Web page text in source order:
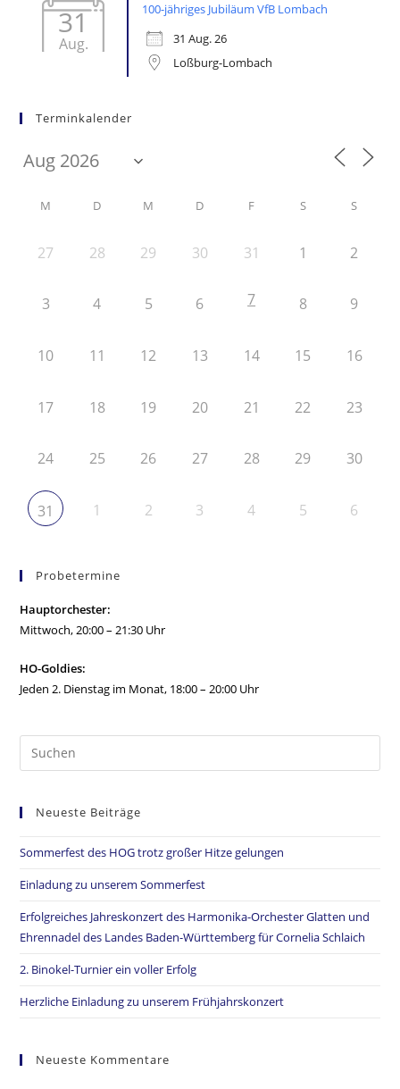
31
Aug.
100-jähriges Jubiläum VfB Lombach
31 Aug. 26
Loßburg-Lombach
Terminkalender
M D M D F S S
27 28 29 30 31 1 2
3 4 5 6 7 8 9
10 11 12 13 14 15 16
17 18 19 20 21 22 23
24 25 26 27 28 29 30
31 1 2 3 4 5 6
Probetermine
Hauptorchester:
Mittwoch, 20:00 – 21:30 Uhr
HO-Goldies:
Jeden 2. Dienstag im Monat, 18:00 – 20:00 Uhr
Neueste Beiträge
Sommerfest des HOG trotz großer Hitze gelungen
Einladung zu unserem Sommerfest
Erfolgreiches Jahreskonzert des Harmonika-Orchester Glatten und
Ehrennadel des Landes Baden-Württemberg für Cornelia Schlaich
2. Binokel-Turnier ein voller Erfolg
Herzliche Einladung zu unserem Frühjahrskonzert
Neueste Kommentare